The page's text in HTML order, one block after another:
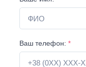
Ваш телефон: *